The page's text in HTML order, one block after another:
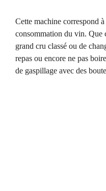
Cette machine correspond
consommation du vin. Que
grand cru classé ou de
repas ou encore ne pas
de gaspillage avec des